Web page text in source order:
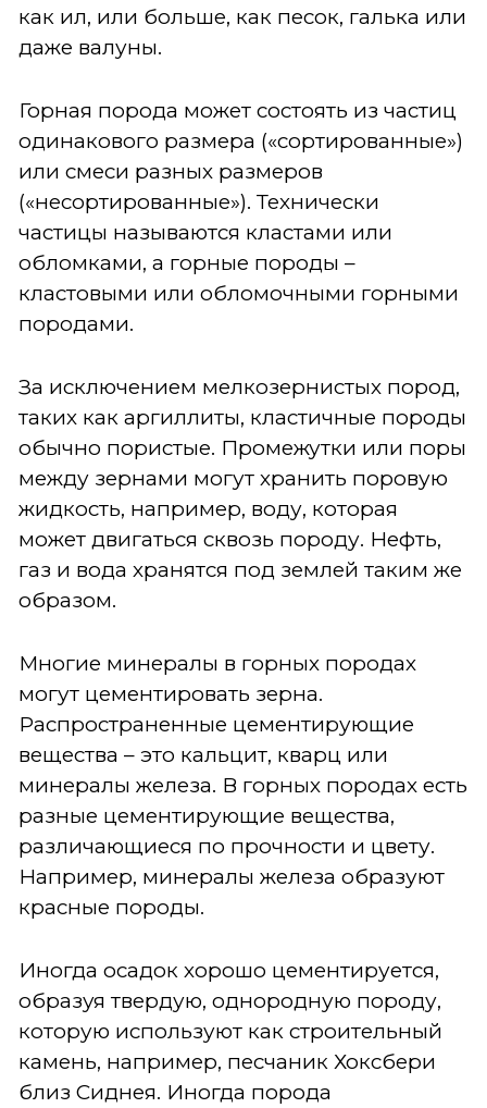
как ил, или больше, как песок, галька или
даже валуны.
Горная порода может состоять из частиц
одинакового размера («сортированные»)
или смеси разных размеров
(«несортированные»). Технически
частицы называются кластами или
обломками, а горные породы –
кластовыми или обломочными горными
породами.
За исключением мелкозернистых пород,
таких как аргиллиты, кластичные породы
обычно пористые. Промежутки или поры
между зернами могут хранить поровую
жидкость, например, воду, которая
может двигаться сквозь породу. Нефть,
газ и вода хранятся под землей таким же
образом.
Многие минералы в горных породах
могут цементировать зерна.
Распространенные цементирующие
вещества – это кальцит, кварц или
минералы железа. В горных породах есть
разные цементирующие вещества,
различающиеся по прочности и цвету.
Например, минералы железа образуют
красные породы.
Иногда осадок хорошо цементируется,
образуя твердую, однородную породу,
которую используют как строительный
камень, например, песчаник Хоксбери
близ Сиднея. Иногда порода